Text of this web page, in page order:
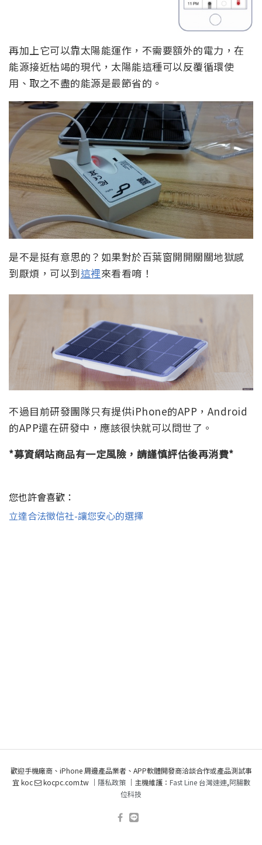
再加上它可以靠太陽能運作，不需要額外的電力，在
能源接近枯竭的現代，太陽能這種可以反覆循環使
用、取之不盡的能源是最節省的。
是不是挺有意思的？如果對於百葉窗開開關關地獄感
到厭煩，可以到這裡來看看唷！
不過目前研發團隊只有提供iPhone的APP，Android
的APP還在研發中，應該很快就可以問世了。
*募資網站商品有一定風險，請謹慎評估後再消費*
您也許會喜歡：
立達合法徵信社-讓您安心的選擇
歡迎手機廠商、iPhone 周邊產品業者、APP軟體開發商洽談合作或產品測試事
宜 koc
kocpc.com.tw ｜ 隱私政策｜主機維護： Fast Line 台灣速連,阿腸數
位科技